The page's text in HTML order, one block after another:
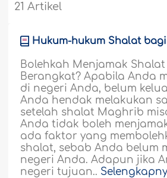
21 Artikel
Hukum-hukum Shalat
Bolehkah Menjamak
Berangkat? Apabila Anda
di negeri Anda, belum
Anda hendak melakukan
setelah shalat Maghrib
Anda tidak boleh
ada faktor yang
shalat, sebab Anda belum
negeri Anda. Adapun jika
negeri tujuan..